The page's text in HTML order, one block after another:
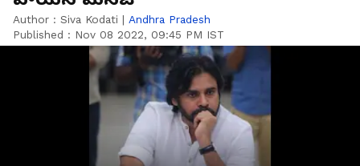
Author : Siva Kodati | Andhra Pradesh
Published : Nov 08 2022, 09:45 PM IST